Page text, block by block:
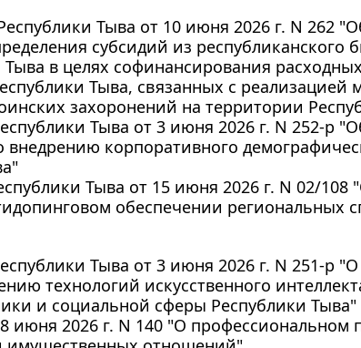
Тыва от 10 июня 2026 г. N 262
субсидий из республиканского
в целях софинансирования
Тыва, связанных с реализацией
захоронений на территории
Тыва от 3 июня 2026 г. N 252-р
корпоративного
Тыва от 15 июня 2026 г. N 02/108
обеспечении региональных
Тыва от 3 июня 2026 г. N 251-р
технологий искусственного
и социальной сферы Республики Тыва"
июня 2026 г. N 140 "О профессиональном